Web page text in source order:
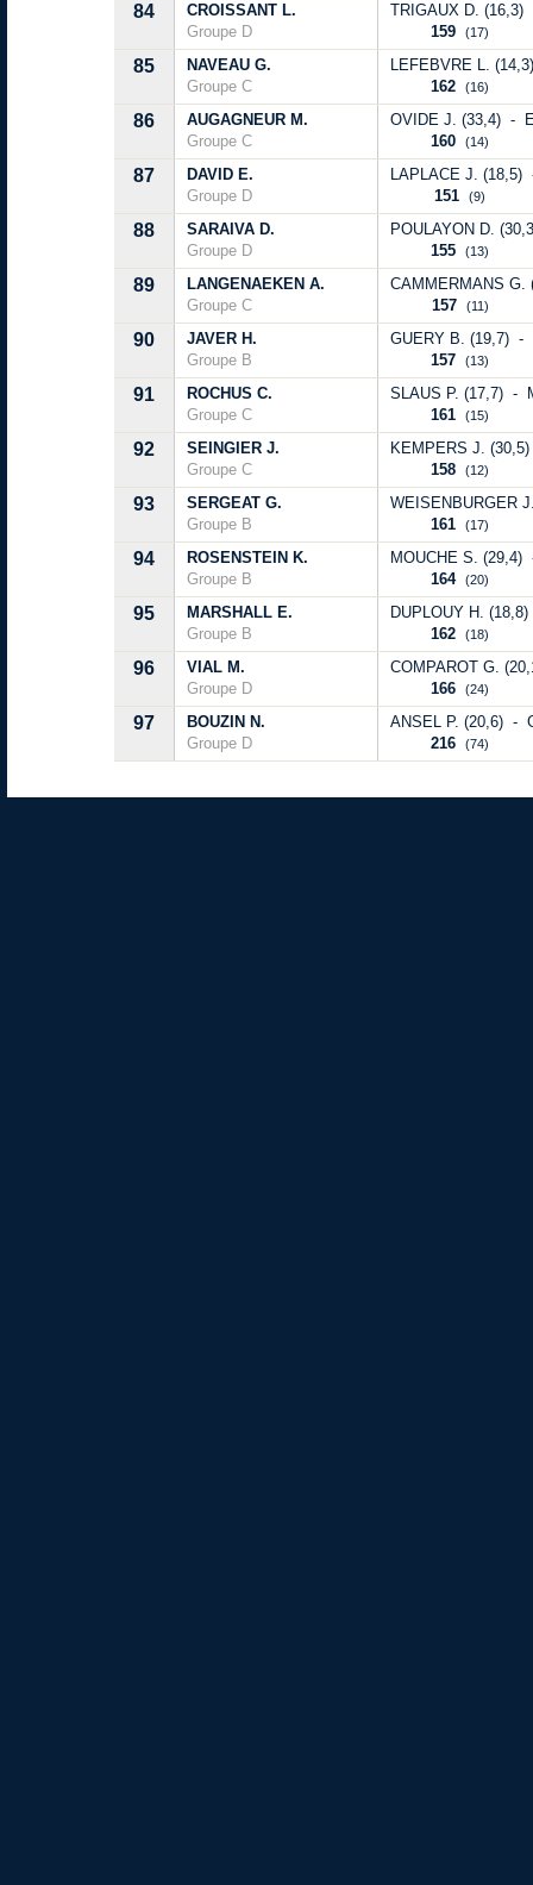
84
CROISSANT L.
Groupe D
TRIGAUX D.
159
(17)
85
NAVEAU G.
Groupe C
LEFEBVRE L.
162
(16)
86
AUGAGNEUR M.
Groupe C
OVIDE J. (33,4) -
160
(14)
87
DAVID E.
Groupe D
LAPLACE J.
151
(9)
88
SARAIVA D.
Groupe D
POULAYON D.
155
(13)
89
LANGENAEKEN A.
Groupe C
CAMMERMANS
157
(11)
90
JAVER H.
Groupe B
GUERY B. (19,7) -
157
(13)
91
ROCHUS C.
Groupe C
SLAUS P. (17,7) -
161
(15)
92
SEINGIER J.
Groupe C
KEMPERS J.
158
(12)
93
SERGEAT G.
Groupe B
WEISENBURGER
161
(17)
94
ROSENSTEIN K.
Groupe B
MOUCHE S.
164 (20)
95
MARSHALL E.
Groupe B
DUPLOUY H.
162
(18)
96
VIAL M.
Groupe D
COMPAROT G.
166
(24)
97
BOUZIN N.
Groupe D
ANSEL P. (20,6) -
216
(74)